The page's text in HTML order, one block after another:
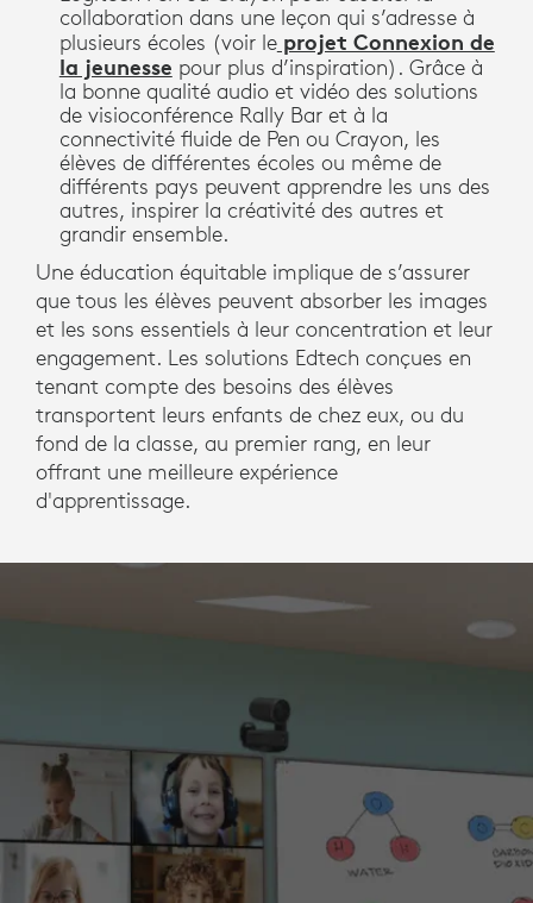
collaboration dans une leçon qui s’adresse à
plusieurs écoles (voir leprojet Connexion de
la jeunesse pour plus d’inspiration). Grâce à
la bonne qualité audio et vidéo des solutions
de visioconférence Rally Bar et à la
connectivité fluide de Pen ou Crayon, les
élèves de différentes écoles ou même de
différents pays peuvent apprendre les uns des
autres, inspirer la créativité des autres et
grandir ensemble.
Une éducation équitable implique de s’assurer
que tous les élèves peuvent absorber les images
et les sons essentiels à leur concentration et leur
engagement. Les solutions Edtech conçues en
tenant compte des besoins des élèves
transportent leurs enfants de chez eux, ou du
fond de la classe, au premier rang, en leur
offrant une meilleure expérience
d'apprentissage.